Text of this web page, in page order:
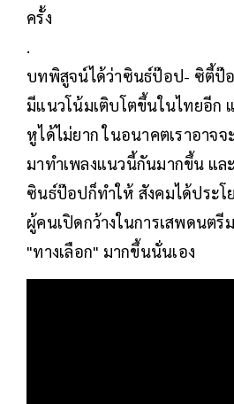
ครั้ง
.
บทพิสูจน์ได้ว่าซินธ์ป๊อป- ซิตี้ป๊
มีแนวโน้มเติบโตขึ้นในไทยอีก
หูได้ไม่ยาก ในอนาคตเราอาจ
มาทำเพลงแนวนี้กันมากขึ้น แล
ซินธ์ป๊อปก็ทำให้ สังคมได้ประโ
ผู้คนเปิดกว้างในการเสพดนตรี
"ทางเลือก" มากขึ้นนั่นเอง